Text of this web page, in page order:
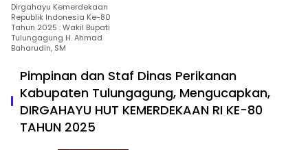
Dirgahayu Kemerdekaan
Republik Indonesia Ke-80
Tahun 2025 : Wakil Bupati
Tulungagung H. Ahmad
Baharudin, SM
Pimpinan dan Staf Dinas Perikanan
Kabupaten Tulungagung, Mengucapkan,
DIRGAHAYU HUT KEMERDEKAAN RI KE-80
TAHUN 2025